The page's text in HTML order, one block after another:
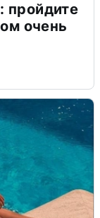
пройдите
очень